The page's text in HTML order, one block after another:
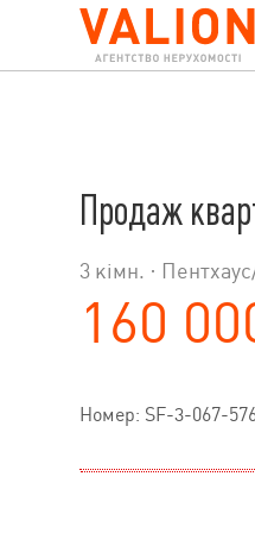
Продаж
3 кімн. · Пентхаус
160
Номер: SF-3-067-